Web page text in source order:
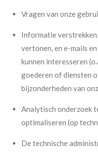
Vragen van onze
Informatie
vertonen, en e-mails
kunnen interesseren
goederen of diensten
bijzonderheden van
Analytisch onderzoek
optimaliseren (op
De technische